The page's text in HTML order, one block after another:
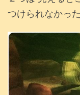
つけられなかった